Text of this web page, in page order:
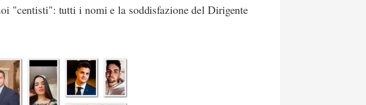
"centisti": tutti i nomi e la soddisfazione del Dirigente